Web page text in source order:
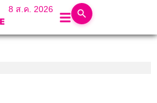
8 ส.ค. 2026